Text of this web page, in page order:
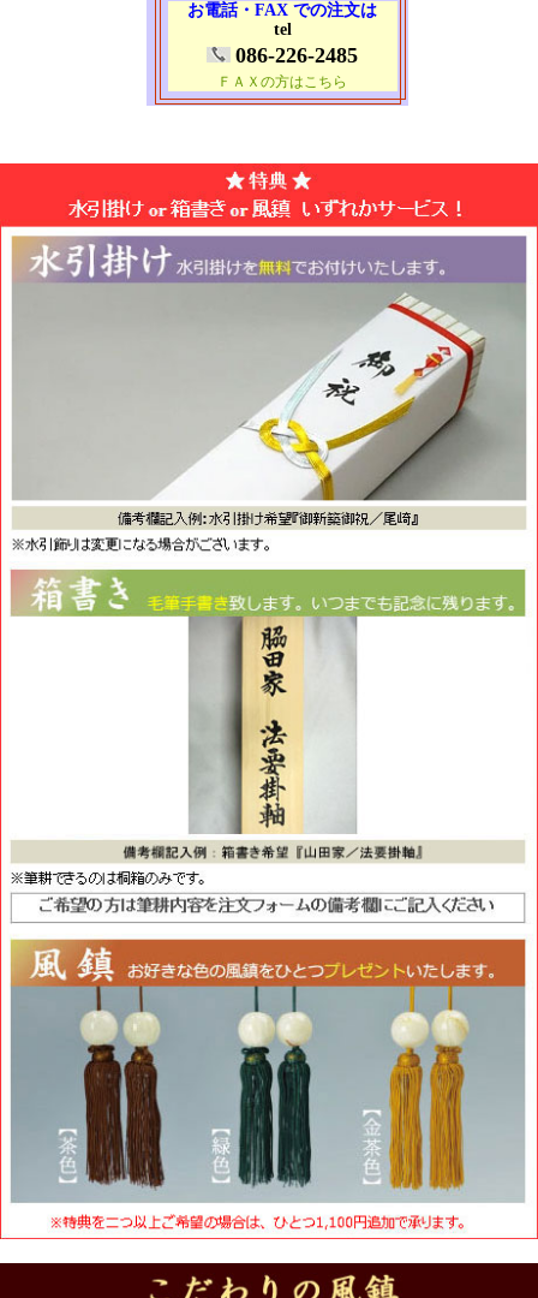
お電話・FAX での注文は
tel
086-226-2485
ＦＡＸの方はこちら